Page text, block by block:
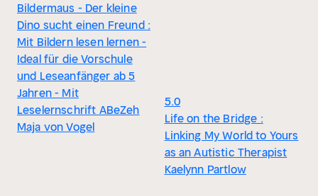
Bildermaus - Der kleine
Dino sucht einen Freund :
Mit Bildern lesen lernen -
Ideal für die Vorschule
und Leseanfänger ab 5
Jahren - Mit
Leselernschrift ABeZeh
Maja von Vogel
5.0
Life on the Bridge :
Linking My World to Yours
as an Autistic Therapist
Kaelynn Partlow